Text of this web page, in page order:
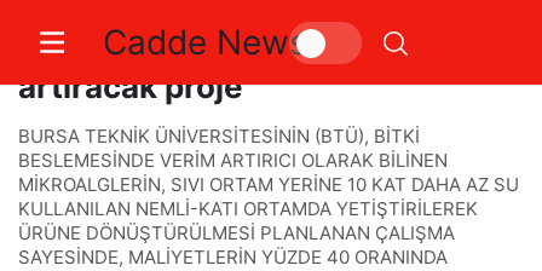
Cadde News
BTÜ’den tarımda verimliliği
artıracak proje
BURSA TEKNİK ÜNİVERSİTESİNİN (BTÜ), BİTKİ
BESLEMESİNDE VERİM ARTIRICI OLARAK BİLİNEN
MİKROALGLERİN, SIVI ORTAM YERİNE 10 KAT DAHA AZ SU
KULLANILAN NEMLİ-KATI ORTAMDA YETİŞTİRİLEREK
ÜRÜNE DÖNÜŞTÜRÜLMESİ PLANLANAN ÇALIŞMA
SAYESİNDE, MALİYETLERİN YÜZDE 40 ORANINDA